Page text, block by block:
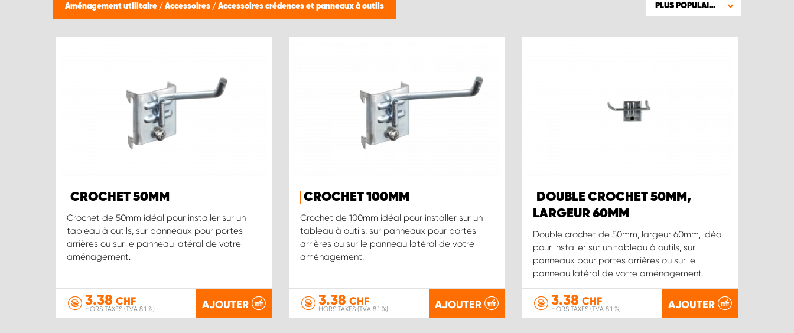
Aménagement utilitaire / Accessoires / Accessoires crédences et panneaux à outils PLUS POPULAIRE
CROCHET 50MM
Crochet de 50mm idéal pour installer sur un
tableau à outils, sur panneaux pour portes
arrières ou sur le panneau latéral de votre
aménagement.
3.38 CHF
HORS TAXES (TVA 8.1 %) AJOUTER
CROCHET 100MM
Crochet de 100mm idéal pour installer sur un
tableau à outils, sur panneaux pour portes
arrières ou sur le panneau latéral de votre
aménagement.
3.38 CHF
HORS TAXES (TVA 8.1 %) AJOUTER
DOUBLE CROCHET 50MM,
LARGEUR 60MM
Double crochet de 50mm, largeur 60mm, idéal
pour installer sur un tableau à outils, sur
panneaux pour portes arrières ou sur le
panneau latéral de votre aménagement.
3.38 CHF
HORS TAXES (TVA 8.1 %) AJOUTER